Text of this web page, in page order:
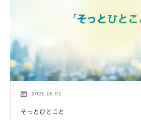
2026.06.01
そっとひとこと